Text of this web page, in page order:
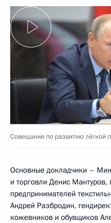
Совещание по развитию лёгкой
Основные докладчики –
и торговли Денис
предпринимателей
Андрей Разбродин,
кожевников и обувщиков